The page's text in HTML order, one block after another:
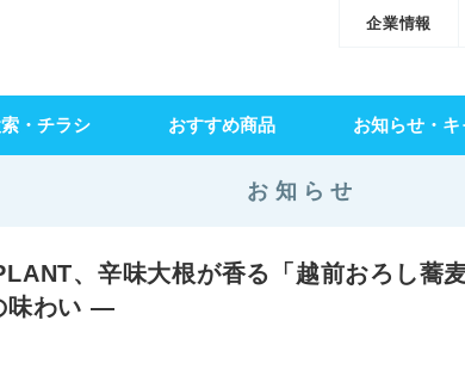
企業情報
・チラシ おすすめ商品 お知らせ・
お知らせ
、辛味大根が香る「越前おろし蕎
味わい ―